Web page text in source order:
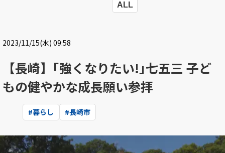
ALL
2023/11/15(水) 09:58
【長崎】｢強くなりたい!｣七五三 子ど
もの健やかな成長願い参拝
#暮らし #長崎市